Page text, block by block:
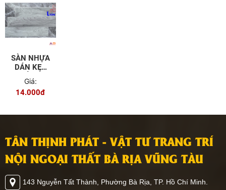
SÀN NHỰA
DÁN KEO
GIẢ GỖ
LION
FLOOR
Giá:
14.000đ
TÂN THỊNH PHÁT - VẬT TƯ TRANG TRÍ
NỘI NGOẠI THẤT BÀ RỊA VŨNG TÀU
143 Nguyễn Tất Thành, Phường Bà Rịa, TP. Hồ Chí Minh.